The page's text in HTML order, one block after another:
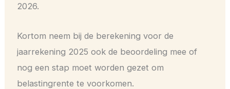
2026.
Kortom neem bij de berekening voor de
jaarrekening 2025 ook de beoordeling mee of
nog een stap moet worden gezet om
belastingrente te voorkomen.